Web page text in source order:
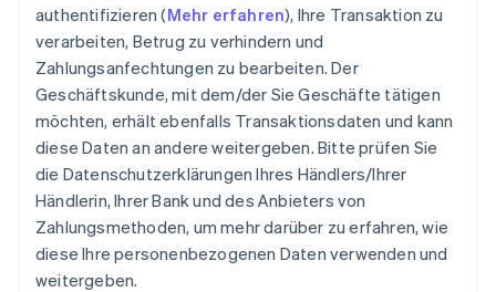
authentifizieren (Mehr erfahren), Ihre Transaktion zu
verarbeiten, Betrug zu verhindern und
Zahlungsanfechtungen zu bearbeiten. Der
Geschäftskunde, mit dem/der Sie Geschäfte tätigen
möchten, erhält ebenfalls Transaktionsdaten und kann
diese Daten an andere weitergeben. Bitte prüfen Sie
die Datenschutzerklärungen Ihres Händlers/Ihrer
Händlerin, Ihrer Bank und des Anbieters von
Zahlungsmethoden, um mehr darüber zu erfahren, wie
diese Ihre personenbezogenen Daten verwenden und
weitergeben.